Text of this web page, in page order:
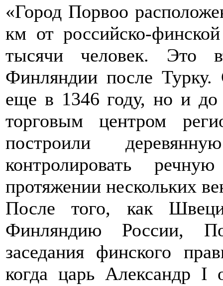
«Город Порвоо
км от российско-
тысячи человек. Это
Финляндии после Турку.
еще в 1346 году, но и
торговым центром
построили
контролировать
протяжении нескольких
После того, как
Финляндию России,
заседания финского
когда царь Александр I